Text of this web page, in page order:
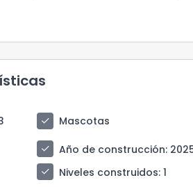
check Mascotas
check Año de construcción:
check Niveles construidos: 1